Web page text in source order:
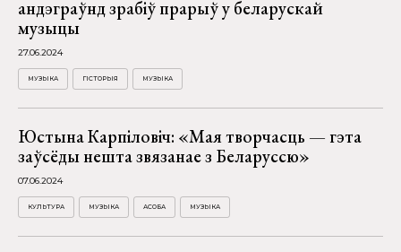
андэграўнд зрабіў прарыў у беларускай
музыцы
27.06.2024
МУЗЫКА ГІСТОРЫЯ МУЗЫКА
Юстына Карпіловіч: «Мая творчасць — гэта
заўсёды нешта звязанае з Беларуссю»
07.06.2024
КУЛЬТУРА МУЗЫКА АСОБА МУЗЫКА